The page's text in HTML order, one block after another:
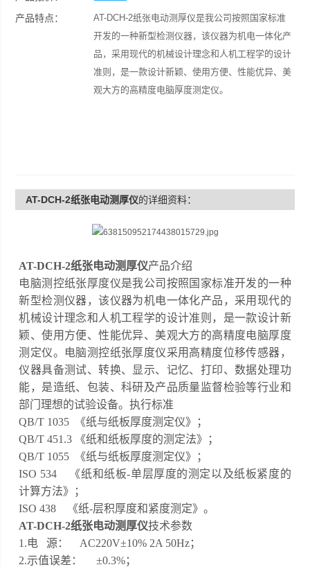
产品特点：
AT-DCH-2纸张电动测厚仪是我公司按照国家标准
开发的一种新型检测仪器，该仪器为机电一体化产
品，采用现代的机械设计理念和人机工程学的设计
准则，是一款设计新颖、使用方便、性能优异、美
观大方的高精度电脑厚度测定仪。
AT-DCH-2纸张电动测厚仪的详细资料：
AT-DCH-2纸张电动测厚仪产品介绍
电脑测控纸张厚度仪是我公司按照国家标准开发的一种
新型检测仪器，该仪器为机电一体化产品，采用现代的
机械设计理念和人机工程学的设计准则，是一款设计新
颖、使用方便、性能优异、美观大方的高精度电脑厚度
测定仪。电脑测控纸张厚度仪采用高精度位移传感器，
仪器具备测试、转换、显示、记忆、打印、数据处理功
能，是造纸、包装、科研及产品质量监督检验等行业和
部门理想的试验设备。执行标准
QB/T 1035 《纸与纸板厚度测定仪》；
QB/T 451.3 《纸和纸板厚度的测定法》；
QB/T 1055 《纸与纸板厚度测定仪》；
ISO 534 《纸和纸板-单层厚度的测定以及纸板紧度的
计算方法》；
ISO 438 《纸-层积厚度和紧度测定》。
AT-DCH-2纸张电动测厚仪技术参数
1.电 源： AC220V±10% 2A 50Hz；
2.示值误差： ±0.3%；